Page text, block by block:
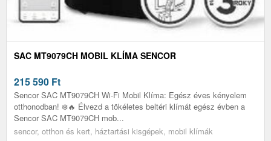
SAC MT9079CH MOBIL KLÍMA SENCOR
215 590 Ft
Sencor SAC MT9079CH Wi-Fi Mobil Klíma: Egész éves kényelem
otthonodban! ❄️🔥 Élvezd a tökéletes beltéri klímát egész évben a
Sencor SAC MT9079CH mob...
sencor, otthon és kert, háztartási kisgépek, mobil klímák